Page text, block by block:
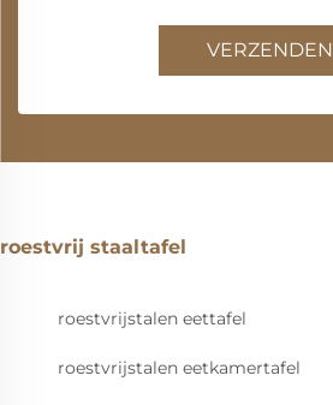
VERZENDEN
roestvrij staaltafel
roestvrijstalen eettafel
roestvrijstalen eetkamertafel